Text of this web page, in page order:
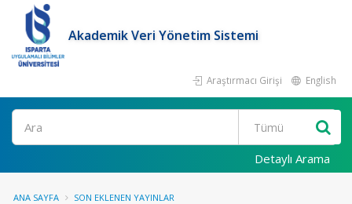
Akademik Veri Yönetim Sistemi
Araştırmacı Girişi English
Ara
Detaylı Arama
ANA SAYFA SON EKLENEN YAYINLAR